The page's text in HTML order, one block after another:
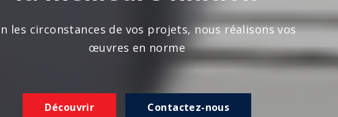
les circonstances de vos projets, nous réalisons vos
œuvres en norme
Découvrir Contactez-nous